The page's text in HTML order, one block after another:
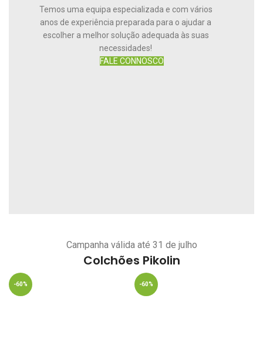
Temos uma equipa especializada e com vários
anos de experiência preparada para o ajudar a
escolher a melhor solução adequada às suas
necessidades!
FALE CONNOSCO
Campanha válida até 31 de julho
Colchões Pikolin
-60% -60%